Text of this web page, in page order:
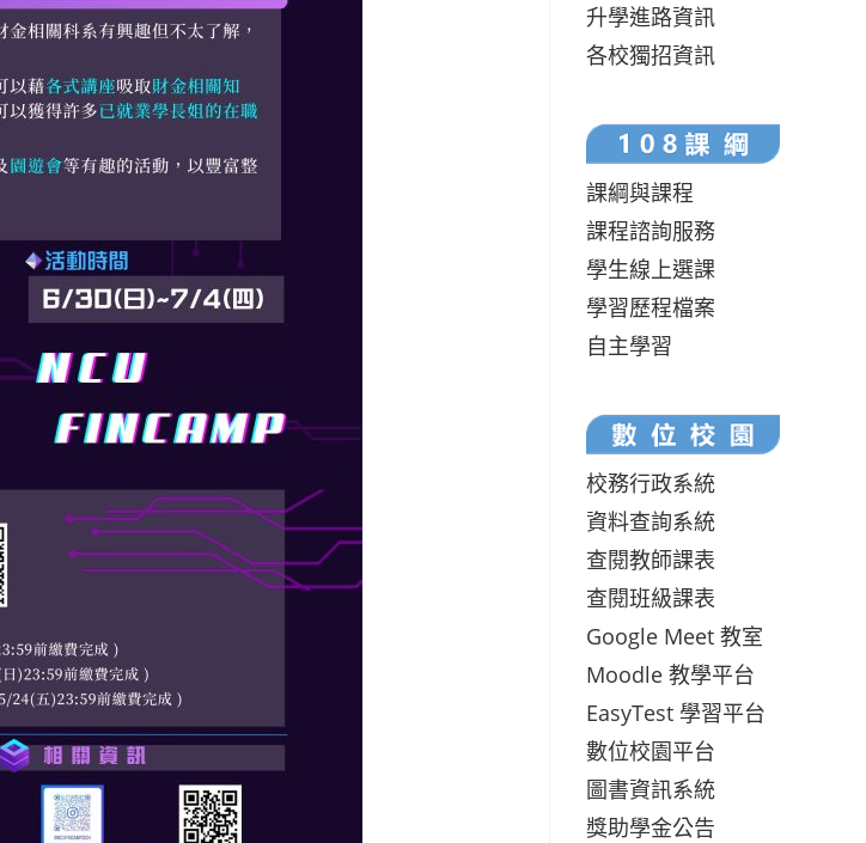
升學進路資訊
各校獨招資訊
課綱與課程
課程諮詢服務
學生線上選課
學習歷程檔案
自主學習
校務行政系統
資料查詢系統
查閱教師課表
查閱班級課表
Google Meet 教室
Moodle 教學平台
EasyTest 學習平台
數位校園平台
圖書資訊系統
獎助學金公告